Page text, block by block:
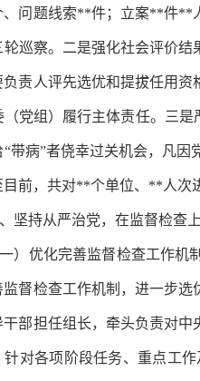
问题线索**件；立案**件**
轮巡察。二是强化社会评价
责人评先选优和提拔任用资
（党组）履行主体责任。三
“带病”者侥幸过关机会，凡
目前，共对**个单位、**人次
坚持从严治党，在监督检查
一）优化完善监督检查工作
监督检查工作机制，进一步
干部担任组长，牵头负责对
针对各项阶段任务、重点工